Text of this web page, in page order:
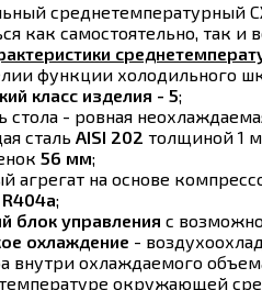
среднетемпературный
как самостоятельно, так и
функции холодильного
класс изделия - 5;
стола - ровная
сталь AISI 202 толщиной 1
56 мм;
агрегат на основе
R404a;
блок управления с
охлаждение -
внутри охлаждаемого
окружающей